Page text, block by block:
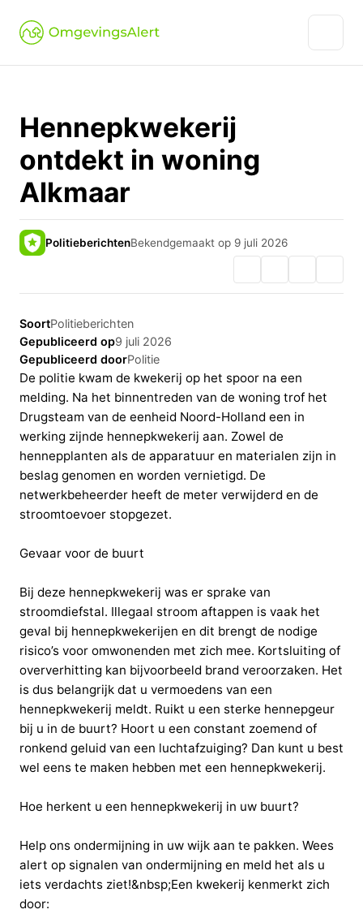
Hennepkwekerij
ontdekt in woning
Alkmaar
PolitieberichtenBekendgemaakt op 9 juli 2026
SoortPolitieberichten
Gepubliceerd op9 juli 2026
Gepubliceerd doorPolitie
De politie kwam de kwekerij op het spoor na een
melding. Na het binnentreden van de woning trof het
Drugsteam van de eenheid Noord-Holland een in
werking zijnde hennepkwekerij aan. Zowel de
hennepplanten als de apparatuur en materialen zijn in
beslag genomen en worden vernietigd. De
netwerkbeheerder heeft de meter verwijderd en de
stroomtoevoer stopgezet.
Gevaar voor de buurt
Bij deze hennepkwekerij was er sprake van
stroomdiefstal. Illegaal stroom aftappen is vaak het
geval bij hennepkwekerijen en dit brengt de nodige
risico’s voor omwonenden met zich mee. Kortsluiting of
oververhitting kan bijvoorbeeld brand veroorzaken. Het
is dus belangrijk dat u vermoedens van een
hennepkwekerij meldt. Ruikt u een sterke hennepgeur
bij u in de buurt? Hoort u een constant zoemend of
ronkend geluid van een luchtafzuiging? Dan kunt u best
wel eens te maken hebben met een hennepkwekerij.
Hoe herkent u een hennepkwekerij in uw buurt?
Help ons ondermijning in uw wijk aan te pakken. Wees
alert op signalen van ondermijning en meld het als u
iets verdachts ziet!&nbsp;Een kwekerij kenmerkt zich
door: